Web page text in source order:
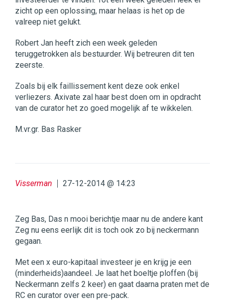
zicht op een oplossing, maar helaas is het op de
valreep niet gelukt.
Robert Jan heeft zich een week geleden
teruggetrokken als bestuurder. Wij betreuren dit ten
zeerste.
Zoals bij elk faillissement kent deze ook enkel
verliezers. Axivate zal haar best doen om in opdracht
van de curator het zo goed mogelijk af te wikkelen.
M.vr.gr. Bas Rasker
Visserman 27-12-2014 @ 14:23
Zeg Bas, Das n mooi berichtje maar nu de andere kant
Zeg nu eens eerlijk dit is toch ook zo bij neckermann
gegaan.
Met een x euro-kapitaal investeer je en krijg je een
(minderheids)aandeel. Je laat het boeltje ploffen (bij
Neckermann zelfs 2 keer) en gaat daarna praten met de
RC en curator over een pre-pack.